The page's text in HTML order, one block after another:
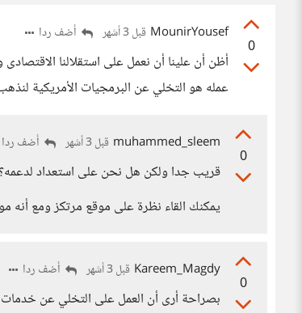
0
MounirYousef قبل 3 أشهر أضف ردا
أظن أن علينا أن نعمل على استقلالنا
عمله هو التخلي عن البرمجيات الأمريكية
0
muhammed_sleem قبل 3 أشهر أضف ردا
قريب جدا ولكن هل نحن على استعداد لدعمه؟
يمكنك القاء نظرة على موقع مرتكز ومع أنه
0
Kareem_Magdy قبل 3 أشهر أضف ردا
بصراحة أرى أن العمل على التخلي عن خدمات